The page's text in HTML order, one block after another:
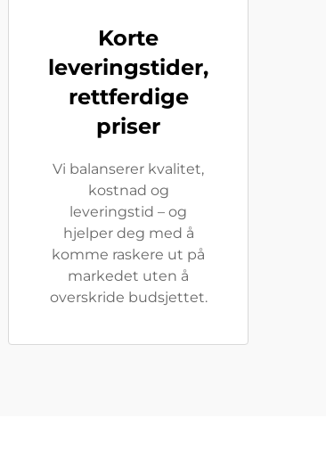
Korte
leveringstider,
rettferdige
priser
Vi balanserer kvalitet,
kostnad og
leveringstid – og
hjelper deg med å
komme raskere ut på
markedet uten å
overskride budsjettet.